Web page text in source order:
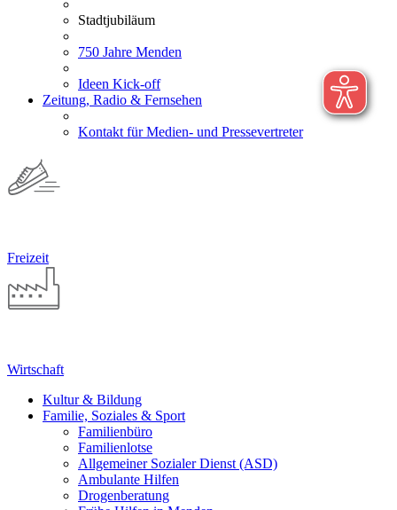
Stadtjubiläum
750 Jahre Menden
Ideen Kick-off
Zeitung, Radio & Fernsehen
Kontakt für Medien- und Pressevertreter
Freizeit
Wirtschaft
Kultur & Bildung
Familie, Soziales & Sport
Familienbüro
Familienlotse
Allgemeiner Sozialer Dienst (ASD)
Ambulante Hilfen
Drogenberatung